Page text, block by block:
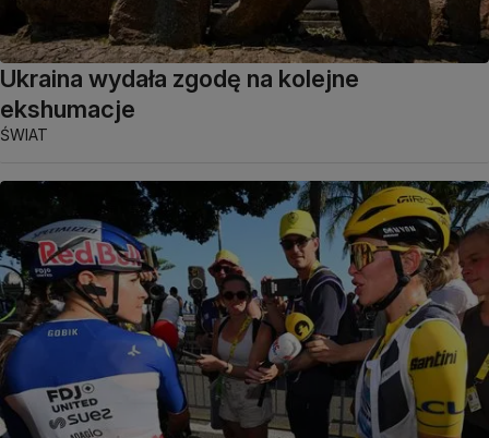
Ukraina wydała zgodę na kolejne
ekshumacje
ŚWIAT